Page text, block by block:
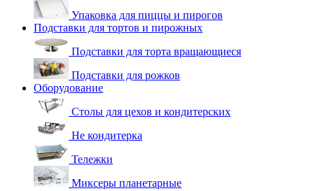
Упаковка для пиццы и пирогов
Подставки для тортов и пирожных
Подставки для торта вращающиеся
Подставки для рожков
Оборудование
Столы для цехов и кондитерских
Не кондитерка
Тележки
Миксеры планетарные